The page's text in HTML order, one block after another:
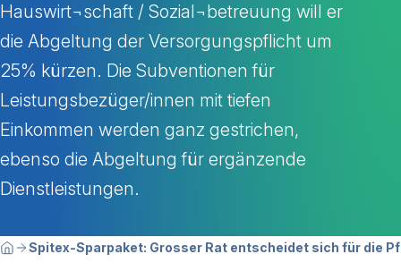
Hauswirt¬schaft / Sozial¬betreuung will er
die Abgeltung der Versorgungspflicht um
25% kürzen. Die Subventionen für
Leistungsbezüger/innen mit tiefen
Einkommen werden ganz gestrichen,
ebenso die Abgeltung für ergänzende
Dienstleistungen.
Breadcrumbnavigation
Sie befinden sich hier:
HomeSpitex-Sparpaket: Grosser Rat entscheidet sich für die